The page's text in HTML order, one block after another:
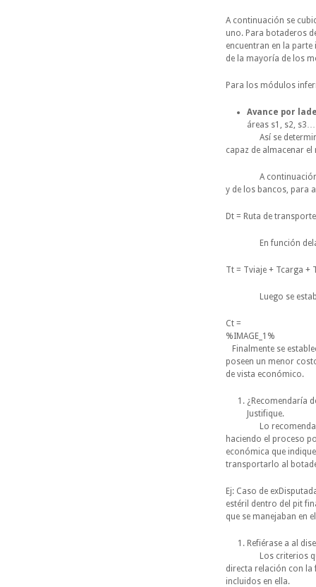
A continuación se
uno. Para botaderos
encuentran en la
de la mayoría de los
Para los módulos
Avance por
áreas s1, s2,
Así se determinan
capaz de almacenar
A continuación se
y de los bancos, para
Dt = Ruta de
En función delas
Tt = Tviaje + Tcarga +
Luego se
Ct =
%IMAGE_1%
Finalmente se
poseen un menor
de vista económico.
¿Recomendaría
Justifique.
Lo recomendaría si
haciendo el proceso
económica que
transportarlo al
Ej: Caso de
estéril dentro del pit
que se manejaban en
Refiérase a al
Los criterios que
directa relación con la
incluidos en ella.